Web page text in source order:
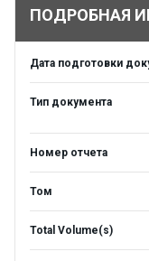
ПОДРОБНАЯ
Дата подготовки
Тип документа
Номер отчета
Том
Total Volume(s)